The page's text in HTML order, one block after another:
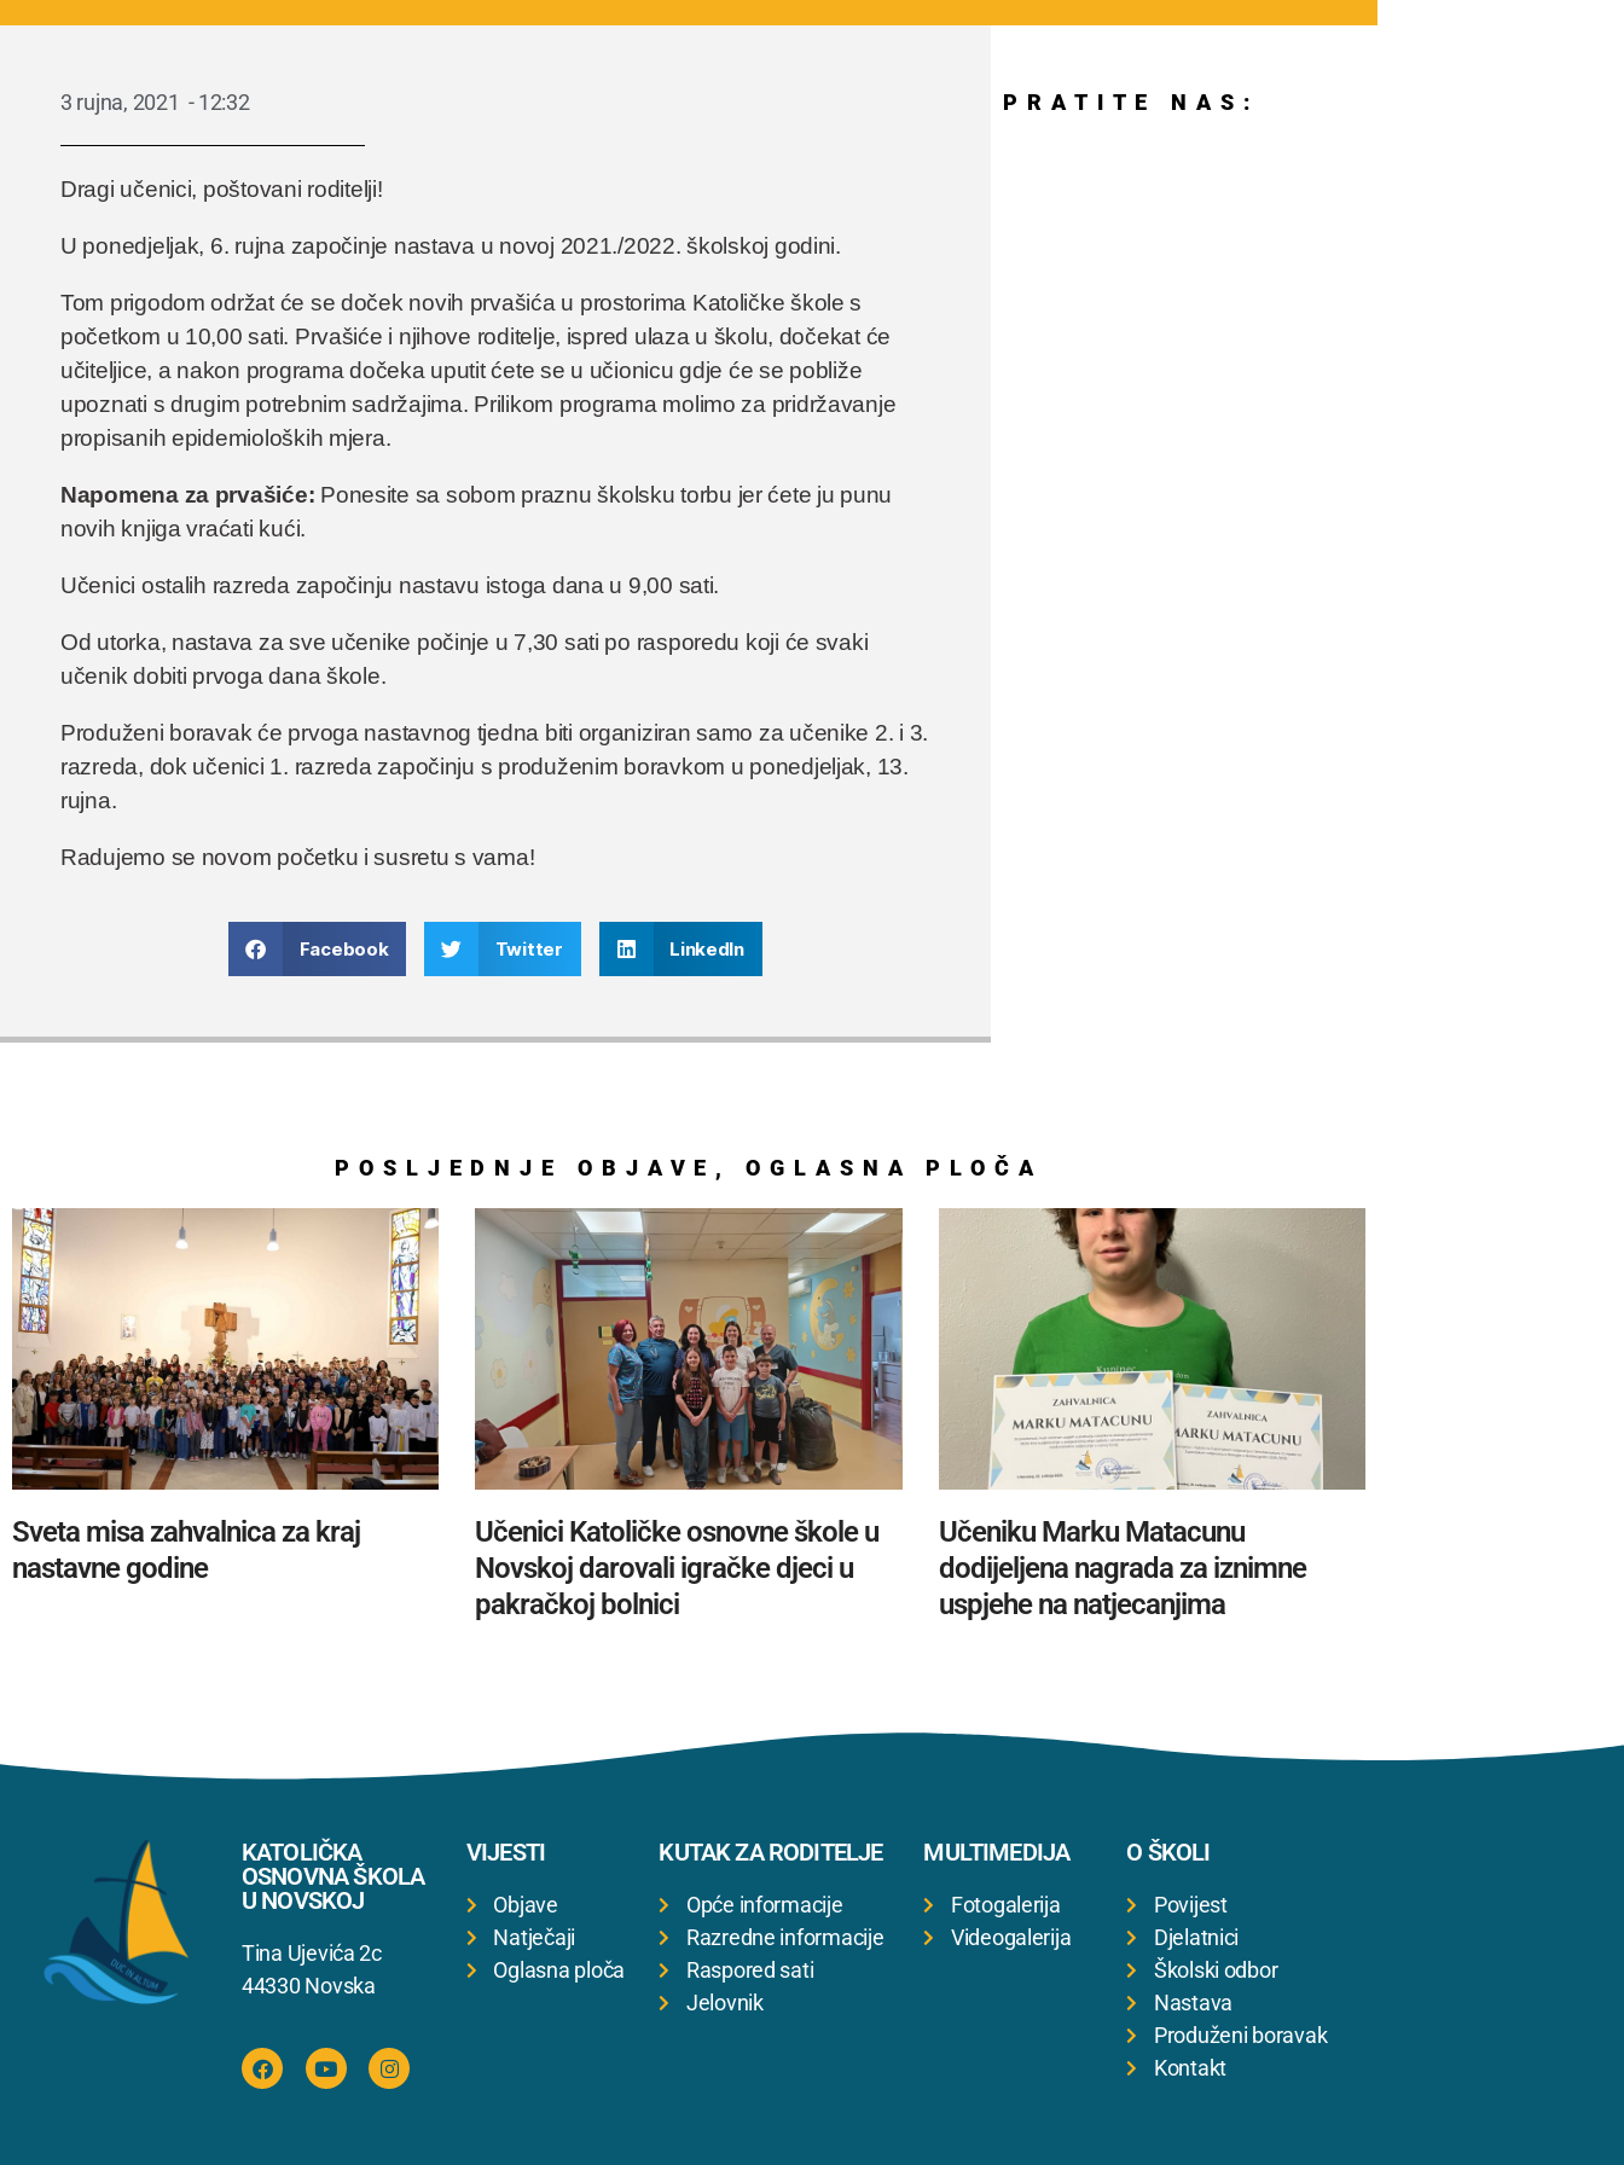
3 rujna, 2021 -12:32
Dragi učenici, poštovani roditelji!
U ponedjeljak, 6. rujna započinje nastava u novoj 2021./2022. školskoj godini.
Tom prigodom održat će se doček novih prvašića u prostorima Katoličke škole s
početkom u 10,00 sati. Prvašiće i njihove roditelje, ispred ulaza u školu, dočekat će
učiteljice, a nakon programa dočeka uputit ćete se u učionicu gdje će se pobliže
upoznati s drugim potrebnim sadržajima. Prilikom programa molimo za pridržavanje
propisanih epidemioloških mjera.
Napomena za prvašiće: Ponesite sa sobom praznu školsku torbu jer ćete ju punu
novih knjiga vraćati kući.
Učenici ostalih razreda započinju nastavu istoga dana u 9,00 sati.
Od utorka, nastava za sve učenike počinje u 7,30 sati po rasporedu koji će svaki
učenik dobiti prvoga dana škole.
Produženi boravak će prvoga nastavnog tjedna biti organiziran samo za učenike 2. i 3.
razreda, dok učenici 1. razreda započinju s produženim boravkom u ponedjeljak, 13.
rujna.
Radujemo se novom početku i susretu s vama!
Facebook Twitter LinkedIn
PRATITE NAS:
POSLJEDNJE OBJAVE ,OGLASNA PLOČA
Sveta misa zahvalnica za kraj
nastavne godine
Učenici Katoličke osnovne škole u
Novskoj darovali igračke djeci u
pakračkoj bolnici
Učeniku Marku Matacunu
dodijeljena nagrada za iznimne
uspjehe na natjecanjima
KATOLIČKA
OSNOVNA ŠKOLA
U NOVSKOJ
Tina Ujevića 2c
44330 Novska
VIJESTI
Objave
Natječaji
Oglasna ploča
KUTAK ZA RODITELJE
Opće informacije
Razredne informacije
Raspored sati
Jelovnik
MULTIMEDIJA
Fotogalerija
Videogalerija
O ŠKOLI
Povijest
Djelatnici
Školski odbor
Nastava
Produženi boravak
Kontakt